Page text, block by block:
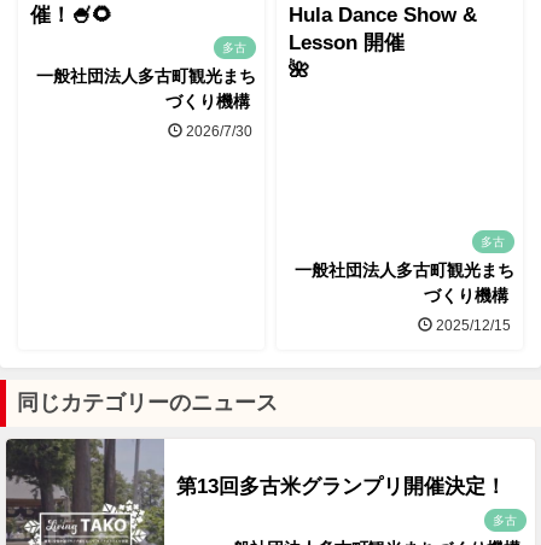
催！🍧🌻
多古
一般社団法人多古町観光まち
づくり機構
2026/7/30
Hula Dance Show &
Lesson 開催
🌺
多古
一般社団法人多古町観光まち
づくり機構
2025/12/15
同じカテゴリーのニュース
第13回多古米グランプリ開催決定！
多古